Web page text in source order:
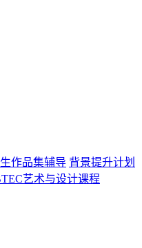
作品集辅导 背景提升计划
艺术与设计课程